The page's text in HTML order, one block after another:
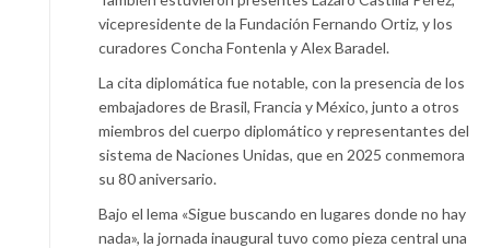
vicepresidente de la Fundación Fernando Ortiz, y los
curadores Concha Fontenla y Alex Baradel.
La cita diplomática fue notable, con la presencia de los
embajadores de Brasil, Francia y México, junto a otros
miembros del cuerpo diplomático y representantes del
sistema de Naciones Unidas, que en 2025 conmemora
su 80 aniversario.
Bajo el lema «Sigue buscando en lugares donde no hay
nada», la jornada inaugural tuvo como pieza central una